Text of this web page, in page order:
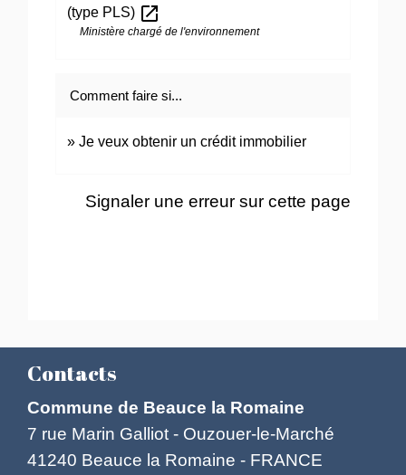
(type PLS) open_in_new
Ministère chargé de l'environnement
Comment faire si...
Je veux obtenir un crédit immobilier
Signaler une erreur sur cette page
Contacts
Commune de Beauce la Romaine
7 rue Marin Galliot - Ouzouer-le-Marché
41240 Beauce la Romaine - FRANCE